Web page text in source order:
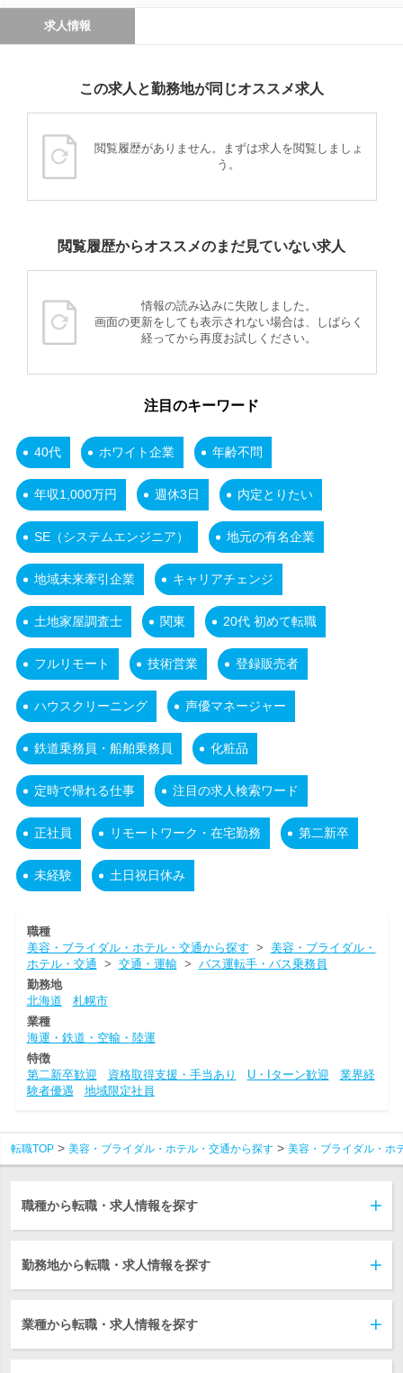
求人情報
この求人と勤務地が同じオススメ求人
閲覧履歴がありません。まずは求人を閲覧しましょ
う。
閲覧履歴からオススメのまだ見ていない求人
情報の読み込みに失敗しました。
画面の更新をしても表示されない場合は、しばらく
経ってから再度お試しください。
注目のキーワード
40代 ホワイト企業 年齢不問
年収1,000万円 週休3日 内定とりたい
SE（システムエンジニア） 地元の有名企業
地域未来牽引企業 キャリアチェンジ
土地家屋調査士 関東 20代 初めて転職
フルリモート 技術営業 登録販売者
ハウスクリーニング 声優マネージャー
鉄道乗務員・船舶乗務員 化粧品
定時で帰れる仕事 注目の求人検索ワード
正社員 リモートワーク・在宅勤務 第二新卒
未経験 土日祝日休み
職種
美容・ブライダル・ホテル・交通から探す > 美容・ブライダル・
ホテル・交通 > 交通・運輸> バス運転手・バス乗務員
勤務地
北海道
札幌市
業種
海運・鉄道・空輸・陸運
特徴
第二新卒歓迎
資格取得支援・手当あり U・Iターン歓迎
業界経
験者優遇
地域限定社員
転職TOP 美容・ブライダル・ホテル・交通から探す 美容・ブライダル・ホ
職種から転職・求人情報を探す
勤務地から転職・求人情報を探す
業種から転職・求人情報を探す